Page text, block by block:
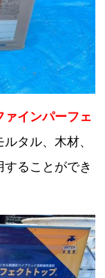
ァインパーフェ
タル、木材、
ることができ